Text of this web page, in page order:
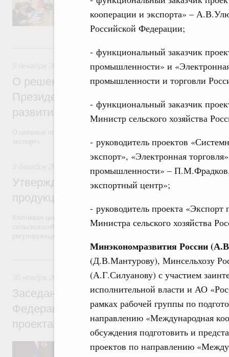
кооперации и экспорта» –
Российской Федерации;
- функциональный заказчик
промышленности» и
промышленности и торговли
- функциональный заказчик
Министр сельского хозяйства
- руководитель проектов
экспорт», «Электронная
промышленности» –
экспортный центр»;
- руководитель проекта
Министра сельского хозяйства
Минэкономразвития России
(Д.В.Мантурову), Минсельхозу
(А.Г.Силуанову) с участием
исполнительной власти и АО
рамках рабочей группы по
направлению «Международная
обсуждения подготовить и
проектов по направлению
проекта «Экспорт продукции АПК».
9 декабря 2016, пятница
Поддержка несырьевого экспорта
О решениях по итогам заседания
Президенте Российской Федерации по
развитию и приоритетным проектам
Утверждён паспорт приоритетного
продукции АПК»
Ключевая цель проекта – создать отраслевую систему поддержки
сельскохозяйственной продукции и обеспечить соответствие
30 ноября 2016, среда
Дополнительное образование детей
Заседание президиума Совета при
Федерации по стратегическому
проектам
О паспортах приоритетных проектов по
стратегического развития